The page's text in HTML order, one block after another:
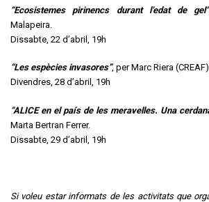
“Ecosistemes pirinencs durant l’edat de gel”
Malapeira.
Dissabte, 22 d’abril, 19h
“Les espècies invasores”, per Marc Riera
Divendres, 28 d’abril, 19h
“ALICE en el país de les meravelles. Una
Marta Bertran Ferrer.
Dissabte, 29 d’abril, 19h
Si voleu estar informats de les activitats que